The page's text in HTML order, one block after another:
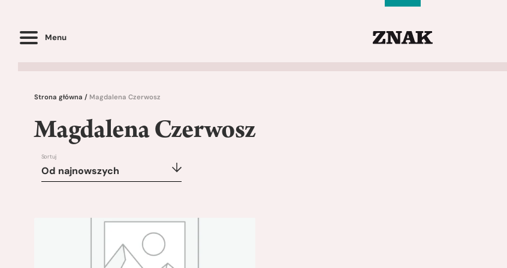
Menu
Strona główna / Magdalena Czerwosz
Magdalena Czerwosz
Sortuj
Od najnowszych